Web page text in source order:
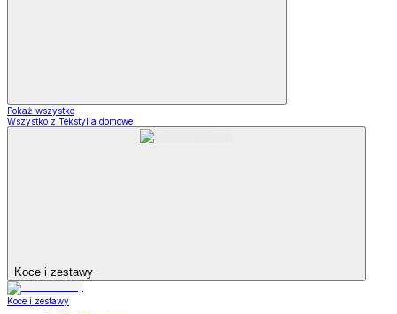
Pokaż wszystko
Wszystko z Tekstylia domowe
Koce i zestawy
Koce i zestawy